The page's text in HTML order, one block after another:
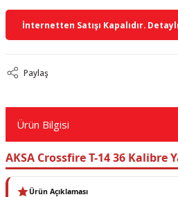
İnternetten Satışı Kapalıdır.
Paylaş
Ürün Bilgisi
AKSA Crossfire T-14 36 Kalibre
Ürün Açıklaması